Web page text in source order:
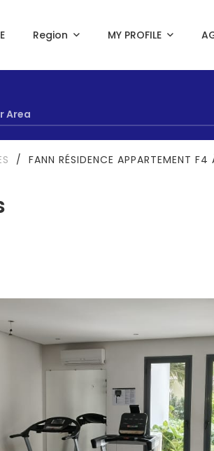
Region MY PROFILE
/ FANN RÉSIDENCE APPARTEMENT F4